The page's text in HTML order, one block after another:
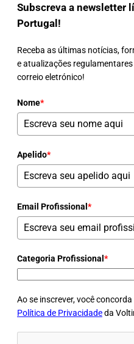
Subscreva a newsletter
Portugal!
Receba as últimas notícias,
e atualizações
correio eletrónico!
Nome*
Apelido*
Email Profissional *
Categoria Profissional *
Ao se inscrever, você
Política de Privacidadeda